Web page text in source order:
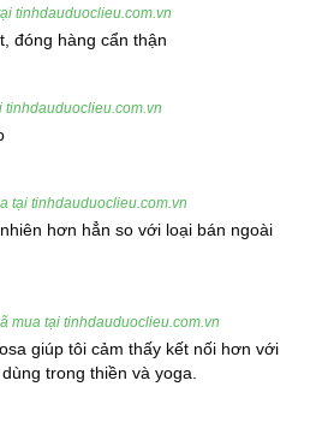
: Garden Valerian, Garden
Và Thông Số Kỹ Thuật
Xuất
dễ chịu
ở 25ºC
Học Chính: Maaliol (32-45%),
(20-36%), a-Eurjunene (5-
tinhdauduoclieu.com.vn
đóng hàng cẩn thận
tinhdauduoclieu.com.vn
tại tinhdauduoclieu.com.vn
hơn hẳn so với loại bán ngoài
mua tại tinhdauduoclieu.com.vn
giúp tôi cảm thấy kết nối hơn với
trong thiền và yoga.